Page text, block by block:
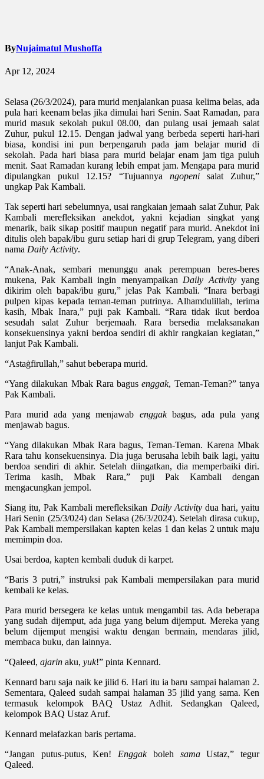
ByNujaimatul Mushoffa
Apr 12, 2024
Selasa (26/3/2024), para murid menjalankan puasa kelima belas, ada
pula hari keenam belas jika dimulai hari Senin. Saat Ramadan, para
murid masuk sekolah pukul 08.00, dan pulang usai jemaah salat
Zuhur, pukul 12.15. Dengan jadwal yang berbeda seperti hari-hari
biasa, kondisi ini pun berpengaruh pada jam belajar murid di
sekolah. Pada hari biasa para murid belajar enam jam tiga puluh
menit. Saat Ramadan kurang lebih empat jam. Mengapa para murid
dipulangkan pukul 12.15? “Tujuannya ngopenisalat Zuhur,”
ungkap Pak Kambali.
Tak seperti hari sebelumnya, usai rangkaian jemaah salat Zuhur, Pak
Kambali merefleksikan anekdot, yakni kejadian singkat yang
menarik, baik sikap positif maupun negatif para murid. Anekdot ini
ditulis oleh bapak/ibu guru setiap hari di grup Telegram, yang diberi
nama Daily Activity.
“Anak-Anak, sembari menunggu anak perempuan beres-beres
mukena, Pak Kambali ingin menyampaikanDaily Activityyang
dikirim oleh bapak/ibu guru,” jelas Pak Kambali. “Inara berbagi
pulpen kipas kepada teman-teman putrinya. Alhamdulillah, terima
kasih, Mbak Inara,” puji pak Kambali. “Rara tidak ikut berdoa
sesudah salat Zuhur berjemaah. Rara bersedia melaksanakan
konsekuensinya yakni berdoa sendiri di akhir rangkaian kegiatan,”
lanjut Pak Kambali.
“Astaġfirullah,” sahut beberapa murid.
“Yang dilakukan Mbak Rara bagusenggak, Teman-Teman?” tanya
Pak Kambali.
Para murid ada yang menjawab enggakbagus, ada pula yang
menjawab bagus.
“Yang dilakukan Mbak Rara bagus, Teman-Teman. Karena Mbak
Rara tahu konsekuensinya. Dia juga berusaha lebih baik lagi, yaitu
berdoa sendiri di akhir. Setelah diingatkan, dia memperbaiki diri.
Terima kasih, Mbak Rara,” puji Pak Kambali dengan
mengacungkan jempol.
Siang itu, Pak Kambali merefleksikan Daily Activitydua hari, yaitu
Hari Senin (25/3/024) dan Selasa (26/3/2024). Setelah dirasa cukup,
Pak Kambali mempersilakan kapten kelas 1 dan kelas 2 untuk maju
memimpin doa.
Usai berdoa, kapten kembali duduk di karpet.
“Baris 3 putri,” instruksi pak Kambali mempersilakan para murid
kembali ke kelas.
Para murid bersegera ke kelas untuk mengambil tas. Ada beberapa
yang sudah dijemput, ada juga yang belum dijemput. Mereka yang
belum dijemput mengisi waktu dengan bermain, mendaras jilid,
membaca buku, dan lainnya.
“Qaleed, ajarin aku, yuk!” pinta Kennard.
Kennard baru saja naik ke jilid 6. Hari itu ia baru sampai halaman 2.
Sementara, Qaleed sudah sampai halaman 35 jilid yang sama. Ken
termasuk kelompok BAQ Ustaz Adhit. Sedangkan Qaleed,
kelompok BAQ Ustaz Aruf.
Kennard melafazkan baris pertama.
“Jangan putus-putus, Ken!Enggakboleh samaUstaz,” tegur
Qaleed.